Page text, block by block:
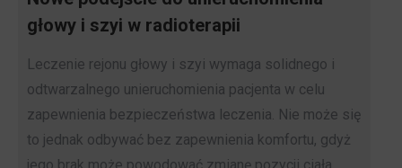
głowy i szyi w radioterapii
Leczenie rejonu głowy i szyi wymaga solidnego i
odtwarzalnego unieruchomienia pacjenta w celu
zapewnienia bezpieczeństwa leczenia. Nie może się
to jednak odbywać bez zapewnienia komfortu, gdyż